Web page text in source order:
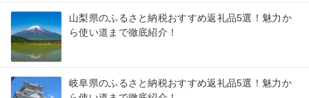
山梨県のふるさと納税おすすめ返礼品5選！魅力か
ら使い道まで徹底紹介！
岐阜県のふるさと納税おすすめ返礼品5選！魅力か